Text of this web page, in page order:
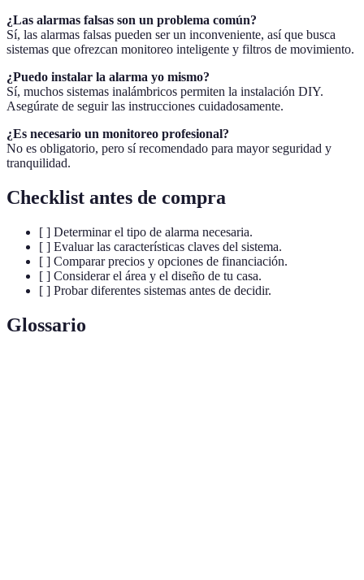
¿Las alarmas falsas son un problema común?
Sí, las alarmas falsas pueden ser un inconveniente, así que busca
sistemas que ofrezcan monitoreo inteligente y filtros de movimiento.
¿Puedo instalar la alarma yo mismo?
Sí, muchos sistemas inalámbricos permiten la instalación DIY.
Asegúrate de seguir las instrucciones cuidadosamente.
¿Es necesario un monitoreo profesional?
No es obligatorio, pero sí recomendado para mayor seguridad y
tranquilidad.
Checklist antes de compra
[ ] Determinar el tipo de alarma necesaria.
[ ] Evaluar las características claves del sistema.
[ ] Comparar precios y opciones de financiación.
[ ] Considerar el área y el diseño de tu casa.
[ ] Probar diferentes sistemas antes de decidir.
Glossario